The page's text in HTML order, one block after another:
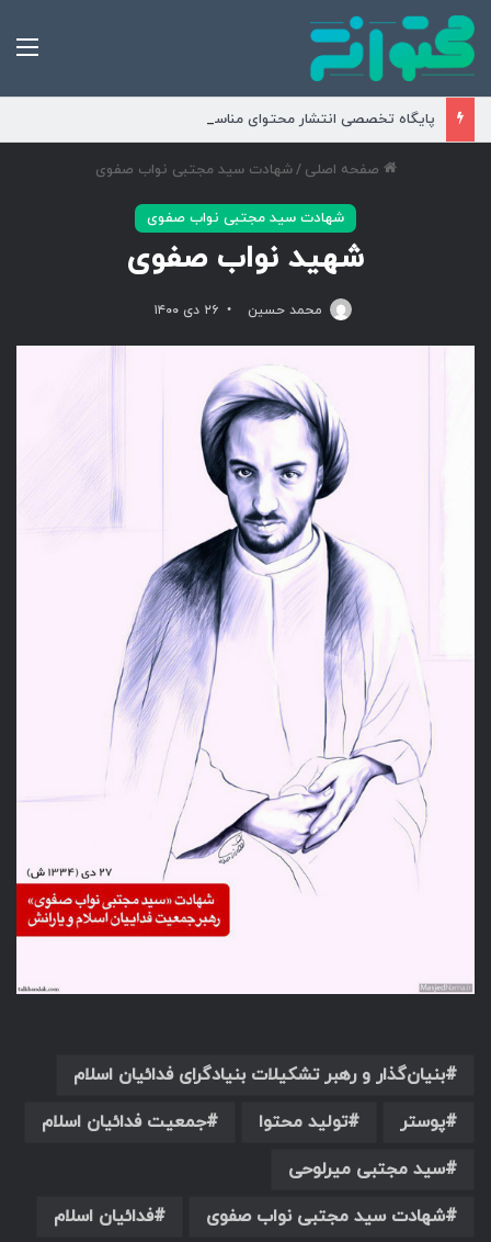
پایگاه تخصصی انتشار محتوای مناسبتی و موضوعی
صفحه اصلی /شهادت سید مجتبی نواب صفوی
شهادت سید مجتبی نواب صفوی
شهید نواب صفوی
محمد حسین ۲۶ دی ۱۴۰۰
بنیان‌گذار و رهبر تشکیلات بنیادگرای فدائیان اسلام
پوستر
تولید محتوا
جمعیت فدائیان اسلام
سید مجتبی میرلوحی
شهادت سید مجتبی نواب صفوی
فدائیان اسلام